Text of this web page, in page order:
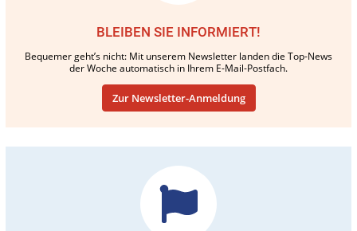
BLEIBEN SIE INFORMIERT!
Bequemer geht’s nicht: Mit unserem Newsletter landen die Top-News
der Woche automatisch in Ihrem E-Mail-Postfach.
Zur Newsletter-Anmeldung